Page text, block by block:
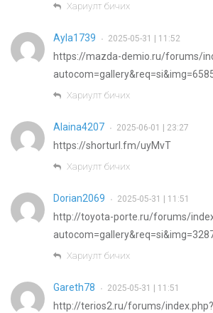
Хариулт бичих
Ayla1739 • 2025-05-31 | 11:52
https://mazda-demio.ru/forums/
Хариулт бичих
Alaina4207 • 2025-06-01 | 23:27
https://shorturl.fm/uyMvT
Хариулт бичих
Dorian2069 • 2025-05-31 | 11:51
http://toyota-porte.ru/forums/
Хариулт бичих
Gareth78 • 2025-05-31 | 11:51
http://terios2.ru/forums/index.php?